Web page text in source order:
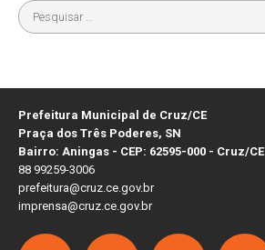
Prefeitura Municipal de Cruz/CE
Praça dos Três Poderes, SN
Bairro: Aningas - CEP: 62595-000 - Cruz/CE
88 99259-3006
prefeitura@cruz.ce.gov.br
imprensa@cruz.ce.gov.br